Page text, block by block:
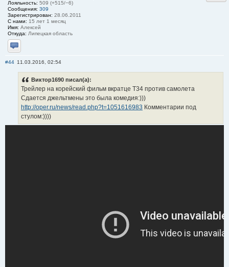
Лояльность: 509 (+515/−6)
Сообщения: 309
Зарегистрирован: 28.06.2011
С нами: 15 лет 1 месяц
Имя: Алексей
Откуда: Липецкая область
Отправить личное сообщение
#44 11.03.2016, 02:54
Виктор1690 писал(а):
Трейлер на корейский фильм вкратце Т34 против самолета
Сдается джельтмены это была комедия:)))
http://oper.ru/news/read.php?t=1051616983 Комментарии под
стулом:))))